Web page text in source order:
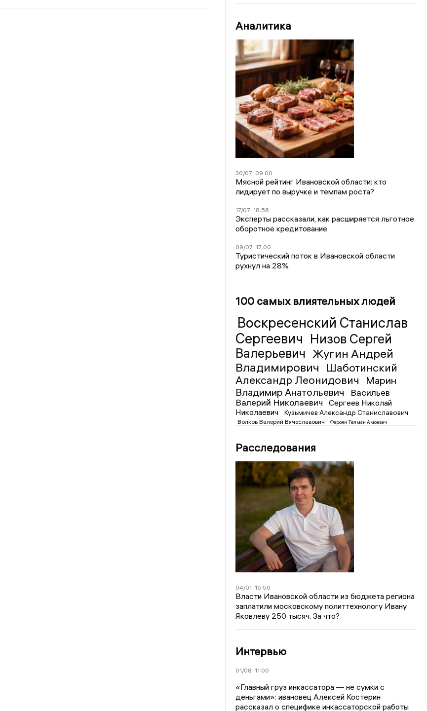
Аналитика
30/07 09:00
Мясной рейтинг Ивановской области: кто
лидирует по выручке и темпам роста?
17/07 18:56
Эксперты рассказали, как расширяется льготное
оборотное кредитование
09/07 17:00
Туристический поток в Ивановской области
рухнул на 28%
100 самых влиятельных людей
Воскресенский Станислав
Сергеевич Низов Сергей
Валерьевич Жугин Андрей
Владимирович
Шаботинский
Александр Леонидович
Марин
Владимир Анатольевич
Васильев
Валерий Николаевич
Сергеев Николай
Николаевич
Кузьмичев Александр Станиславович
Волков Валерий Вячеславович Фероян Телман Амоевич
Расследования
04/01 15:50
Власти Ивановской области из бюджета региона
заплатили московскому политтехнологу Ивану
Яковлеву 250 тысяч. За что?
Интервью
01/08 11:00
«Главный груз инкассатора — не сумки с
деньгами»: ивановец Алексей Костерин
рассказал о специфике инкассаторской работы